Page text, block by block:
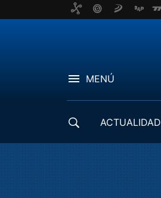
MENÚ
ACTUALIDAD